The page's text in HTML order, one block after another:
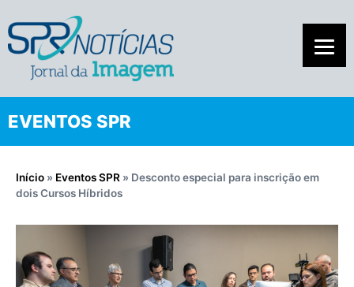
EVENTOS SPR
Início » Eventos SPR » Desconto especial para inscrição em
dois Cursos Híbridos